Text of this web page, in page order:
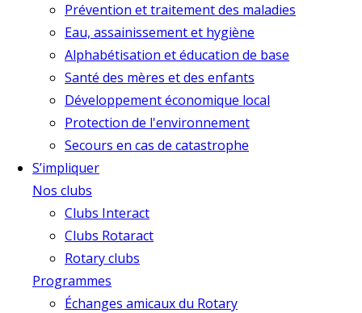
Prévention et traitement des maladies
Eau, assainissement et hygiène
Alphabétisation et éducation de base
Santé des mères et des enfants
Développement économique local
Protection de l'environnement
Secours en cas de catastrophe
S’impliquer
Nos clubs
Clubs Interact
Clubs Rotaract
Rotary clubs
Programmes
Échanges amicaux du Rotary